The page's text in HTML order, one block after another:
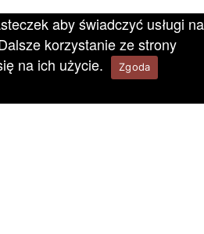
aby świadczyć usługi na
korzystanie ze strony
na ich użycie.
Zgoda